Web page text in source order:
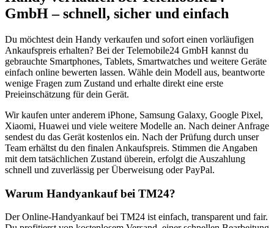
GmbH – schnell, sicher und einfach
Du möchtest dein Handy verkaufen und sofort einen vorläufigen
Ankaufspreis erhalten? Bei der Telemobile24 GmbH kannst du
gebrauchte Smartphones, Tablets, Smartwatches und weitere Geräte
einfach online bewerten lassen. Wähle dein Modell aus, beantworte
wenige Fragen zum Zustand und erhalte direkt eine erste
Preieinschätzung für dein Gerät.
Wir kaufen unter anderem iPhone, Samsung Galaxy, Google Pixel,
Xiaomi, Huawei und viele weitere Modelle an. Nach deiner Anfrage
sendest du das Gerät kostenlos ein. Nach der Prüfung durch unser
Team erhältst du den finalen Ankaufspreis. Stimmen die Angaben
mit dem tatsächlichen Zustand überein, erfolgt die Auszahlung
schnell und zuverlässig per Überweisung oder PayPal.
Warum Handyankauf bei TM24?
Der Online-Handyankauf bei TM24 ist einfach, transparent und fair.